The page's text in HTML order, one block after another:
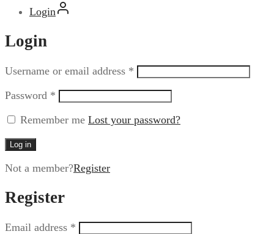
Login
Login
Username or email address *
Password *
Remember me Lost your password?
Log in
Not a member?Register
Register
Email address *